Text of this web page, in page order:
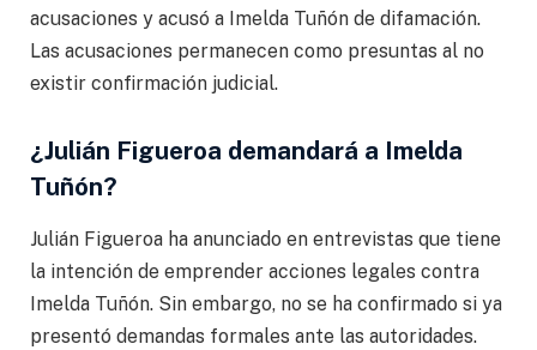
acusaciones y acusó a Imelda Tuñón de difamación.
Las acusaciones permanecen como presuntas al no
existir confirmación judicial.
¿Julián Figueroa demandará a Imelda
Tuñón?
Julián Figueroa ha anunciado en entrevistas que tiene
la intención de emprender acciones legales contra
Imelda Tuñón. Sin embargo, no se ha confirmado si ya
presentó demandas formales ante las autoridades.